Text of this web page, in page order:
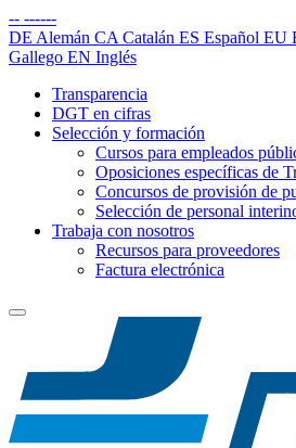
-- ------
DE Alemán CA Catalán ES Español EU
Gallego EN Inglés
Transparencia
DGT en cifras
Selección y formación
Cursos para empleados
Oposiciones específicas de
Concursos de provisión de
Selección de personal
Trabaja con nosotros
Recursos para proveedores
Factura electrónica